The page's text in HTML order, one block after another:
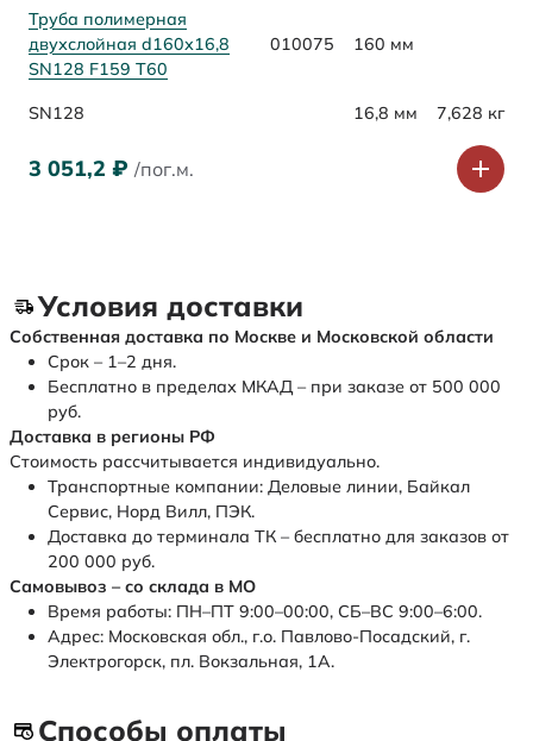
Труба полимерная
двухслойная d160х16,8
SN128 F159 Т60
010075 160 мм
SN128 16,8 мм 7,628 кг
3 051,2 ₽ /пог.м.
Условия доставки
Собственная доставка по Москве и Московской области
Срок – 1–2 дня.
Бесплатно в пределах МКАД – при заказе от 500 000
руб.
Доставка в регионы РФ
Стоимость рассчитывается индивидуально.
Транспортные компании: Деловые линии, Байкал
Сервис, Норд Вилл, ПЭК.
Доставка до терминала ТК – бесплатно для заказов от
200 000 руб.
Самовывоз – со склада в МО
Время работы: ПН–ПТ 9:00–00:00, СБ–ВС 9:00–6:00.
Адрес: Московская обл., г.о. Павлово-Посадский, г.
Электрогорск, пл. Вокзальная, 1А.
Способы оплаты